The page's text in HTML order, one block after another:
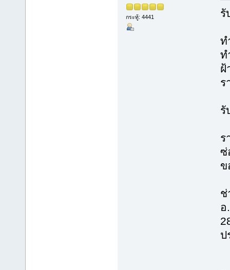
กระทู้: 4441 รั
ท
ท
ฝ้
ร
รั
ร
ซ่
ข
ช่
อ
ป